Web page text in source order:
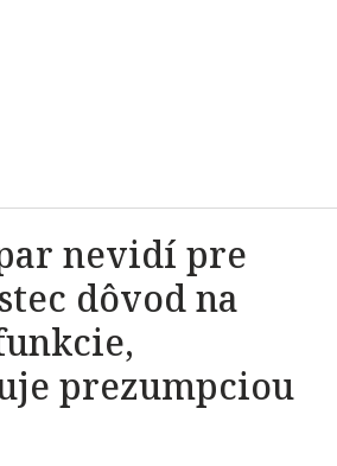
nevidí pre
dôvod na
prezumpciou